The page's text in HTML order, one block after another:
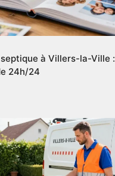
à Villers-la-Ville
24h/24